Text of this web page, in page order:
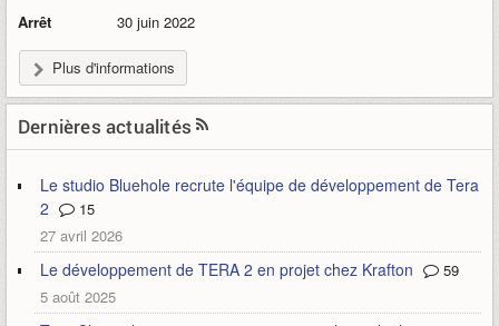
Arrêt 30 juin 2022
Plus d'informations
Dernières actualités
Le studio Bluehole recrute l'équipe de développement de Tera
2
15
27 avril 2026
Le développement de TERA 2 en projet chez Krafton
59
5 août 2025